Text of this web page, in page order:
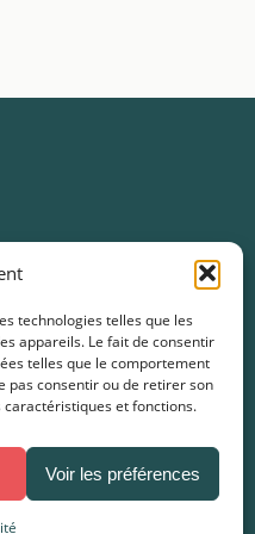
technologies telles que les
appareils. Le fait de consentir
telles que le comportement
pas consentir ou de retirer son
et fonctions.
Voir les préférences